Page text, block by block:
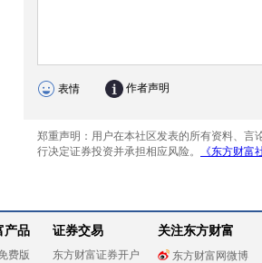
产品
费版
证券交易
东方财富证券开户
关注东方财富
东方财富网微博